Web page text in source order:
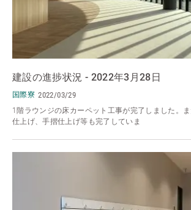
建設の進捗状況 - 2022年3月28日
国際寮 2022/03/29
1階ラウンジの床カーペット工事が完了しました。
仕上げ、手摺仕上げ等も完了していま